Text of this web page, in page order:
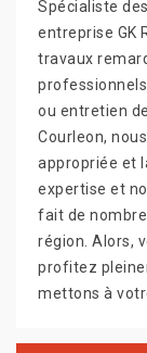
Spécialiste
entreprise GK
travaux
ou entretien
Courleon,
appropriée et
expertise et
fait de
région. Alors,
profitez
mettons à